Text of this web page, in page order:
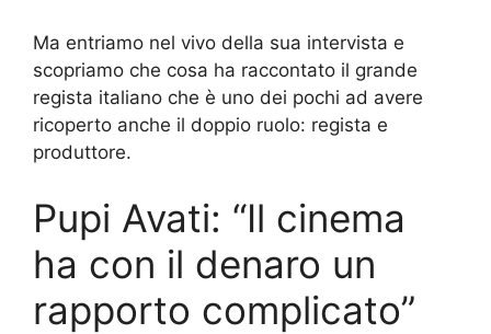
Ma entriamo nel vivo della sua intervista e
scopriamo che cosa ha raccontato il grande
regista italiano che è uno dei pochi ad avere
ricoperto anche il doppio ruolo: regista e
produttore.
Pupi Avati: “Il cinema
ha con il denaro un
rapporto complicato”